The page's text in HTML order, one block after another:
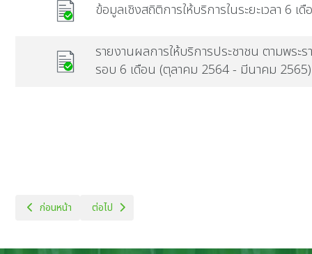
ข้อมูลเชิงสถิติการให้บริการในระยะเวลา 6
รายงานผลการให้บริการประชาชน ตามพร
รอบ 6 เดือน (ตุลาคม 2564 - มีนาคม 2565)
เนื้อหาก่อนหน้า: สรุปผลการสำรวจความพึงพอใจต่อการให้บริการ
ก่อนหน้า เนื้อหาถัดไป: คู่มือหรือแนวทางการให้บริการ
ต่อไป